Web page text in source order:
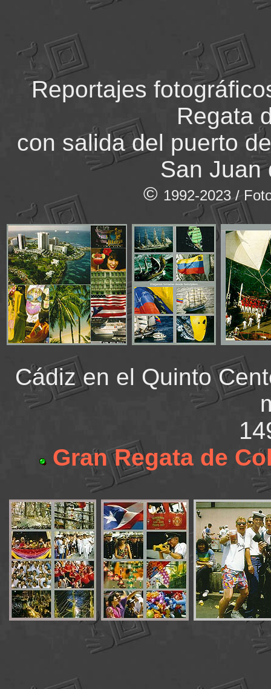
Reportajes
Regata
con salida del puerto
San Juan
© 1992-2023 /
Cádiz en el Quinto
Gran Regata de